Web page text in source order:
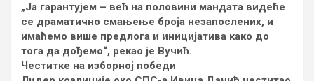
„Ја гарантујем – већ на половини мандата видеће
се драматично смањење броја незапослених, и
имаћемо више предлога и иницијатива како до
тога да дођемо“, рекао је Вучић.
Честитке на изборној победи